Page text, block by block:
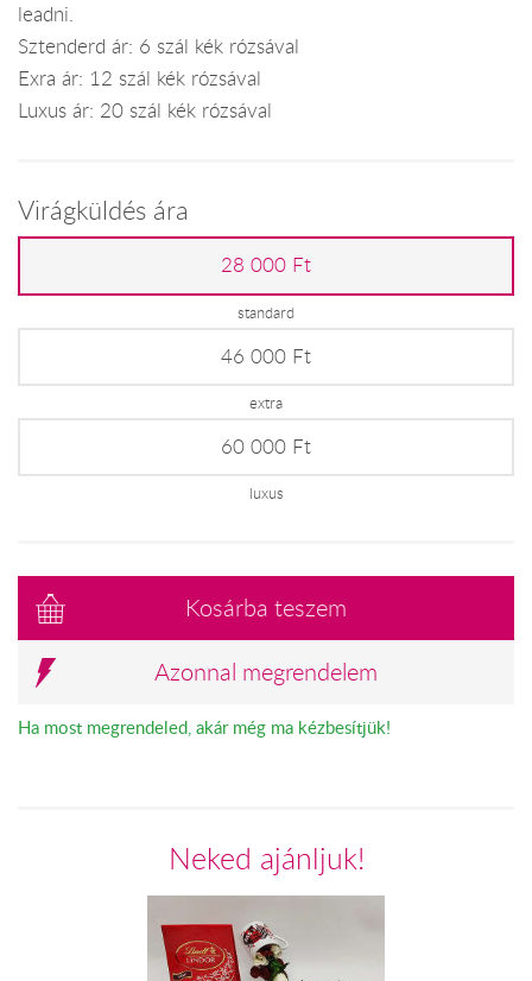
leadni.
Sztenderd ár: 6 szál kék rózsával
Exra ár: 12 szál kék rózsával
Luxus ár: 20 szál kék rózsával
Virágküldés ára
28 000 Ft
standard
46 000 Ft
extra
60 000 Ft
luxus
Kosárba teszem
Azonnal megrendelem
Ha most megrendeled, akár még ma kézbesítjük!
Neked ajánljuk!